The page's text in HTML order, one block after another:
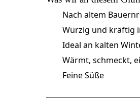
Nach altem
Würzig und kräftig
Ideal an kalten
Wärmt, schmeckt,
Feine Süße